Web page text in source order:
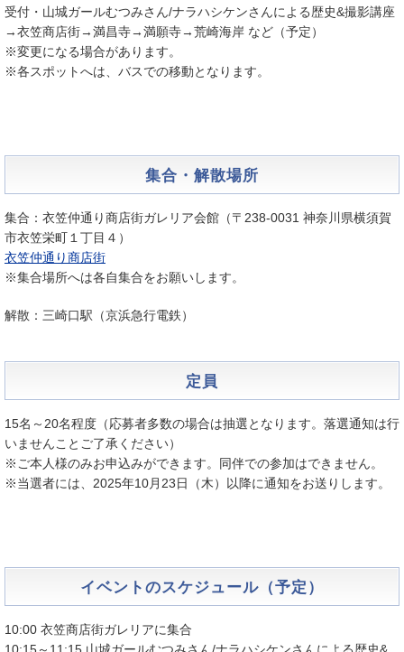
受付・山城ガールむつみさん/ナラハシケンさんによる歴史&撮影講座
→衣笠商店街→満昌寺→満願寺→荒崎海岸 など（予定）
※変更になる場合があります。
※各スポットへは、バスでの移動となります。
集合・解散場所
集合：衣笠仲通り商店街ガレリア会館（〒238-0031 神奈川県横須賀
市衣笠栄町１丁目４）
衣笠仲通り商店街
※集合場所へは各自集合をお願いします。
解散：三崎口駅（京浜急行電鉄）
定員
15名～20名程度（応募者多数の場合は抽選となります。落選通知は行
いませんことご了承ください）
※ご本人様のみお申込みができます。同伴での参加はできません。
※当選者には、2025年10月23日（木）以降に通知をお送りします。
イベントのスケジュール（予定）
10:00 衣笠商店街ガレリアに集合
10:15～11:15 山城ガールむつみさん/ナラハシケンさんによる歴史&